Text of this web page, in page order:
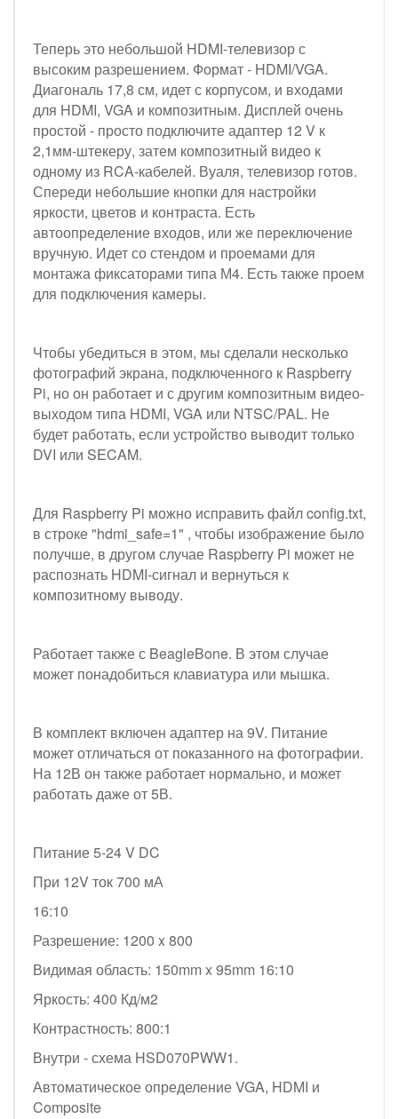
Теперь это небольшой HDMI-телевизор с
высоким разрешением. Формат - HDMI/VGA.
Диагональ 17,8 см, идет с корпусом, и входами
для HDMI, VGA и композитным. Дисплей очень
простой - просто подключите адаптер 12 V к
2,1мм-штекеру, затем композитный видео к
одному из RCA-кабелей. Вуаля, телевизор готов.
Спереди небольшие кнопки для настройки
яркости, цветов и контраста. Есть
автоопределение входов, или же переключение
вручную. Идет со стендом и проемами для
монтажа фиксаторами типа М4. Есть также проем
для подключения камеры.
Чтобы убедиться в этом, мы сделали несколько
фотографий экрана, подключенного к Raspberry
Pi, но он работает и с другим композитным видео-
выходом типа HDMI, VGA или NTSC/PAL. Не
будет работать, если устройство выводит только
DVI или SECAM.
Для Raspberry Pi можно исправить файл config.txt,
в строке "hdmi_safe=1" , чтобы изображение было
получше, в другом случае Raspberry Pi может не
распознать HDMI-сигнал и вернуться к
композитному выводу.
Работает также с BeagleBone. В этом случае
может понадобиться клавиатура или мышка.
В комплект включен адаптер на 9V. Питание
может отличаться от показанного на фотографии.
На 12В он также работает нормально, и может
работать даже от 5В.
Питание 5-24 V DC
При 12V ток 700 мА
16:10
Разрешение: 1200 x 800
Видимая область: 150mm x 95mm 16:10
Яркость: 400 Кд/м2
Контрастность: 800:1
Внутри - схема HSD070PWW1.
Автоматическое определение VGA, HDMI и
Composite